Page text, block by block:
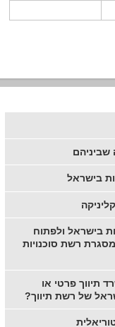
שביניהם
בישראל
בישראל ולפתוח
רשת סוכנויות
תיווך פרטי או
של רשת תיווך?